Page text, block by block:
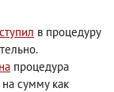
в процедуру
процедура
сумму как